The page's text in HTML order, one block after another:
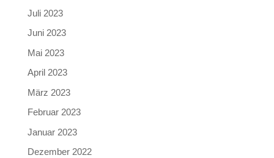
Juli 2023
Juni 2023
Mai 2023
April 2023
März 2023
Februar 2023
Januar 2023
Dezember 2022